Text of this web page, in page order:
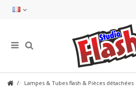
Lampes & Tubes flash & Pièces détachées